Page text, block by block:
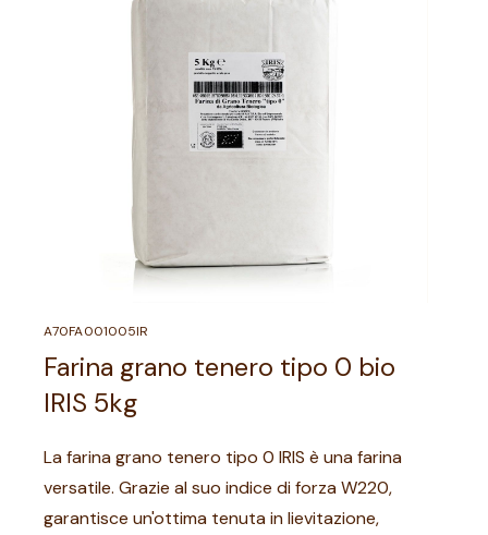
A70FA001005IR
Farina grano tenero tipo 0 bio
IRIS 5kg
La farina grano tenero tipo 0 IRIS è una farina
versatile. Grazie al suo indice di forza W220,
garantisce un'ottima tenuta in lievitazione,